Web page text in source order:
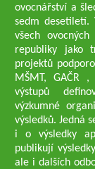
ovocnářství a
sedm desetiletí.
všech
republiky jako
projektů
MŠMT, GAČR
výstupů
výzkumné
výsledků. Jedná
i o výsledky
publikují
ale i dalších